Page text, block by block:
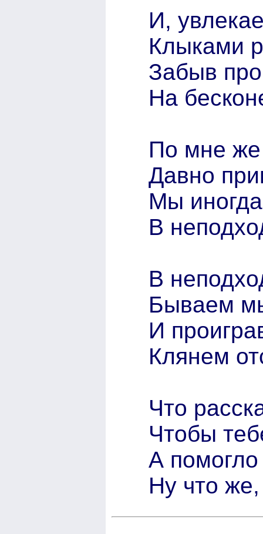
И,
Клыками
Забыв
На
По мне же
Давно
Мы
В
В
Бываем
И
Клянем
Что
Чтобы
А помогло
Ну что